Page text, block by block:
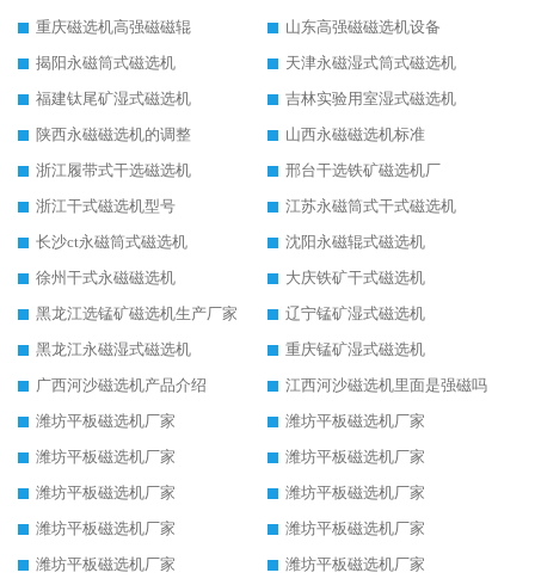
重庆磁选机高强磁磁辊
山东高强磁磁选机设备
揭阳永磁筒式磁选机
天津永磁湿式筒式磁选机
福建钛尾矿湿式磁选机
吉林实验用室湿式磁选机
陕西永磁磁选机的调整
山西永磁磁选机标准
浙江履带式干选磁选机
邢台干选铁矿磁选机厂
浙江干式磁选机型号
江苏永磁筒式干式磁选机
长沙ct永磁筒式磁选机
沈阳永磁辊式磁选机
徐州干式永磁磁选机
大庆铁矿干式磁选机
黑龙江选锰矿磁选机生产厂家
辽宁锰矿湿式磁选机
黑龙江永磁湿式磁选机
重庆锰矿湿式磁选机
广西河沙磁选机产品介绍
江西河沙磁选机里面是强磁吗
潍坊平板磁选机厂家
潍坊平板磁选机厂家
潍坊平板磁选机厂家
潍坊平板磁选机厂家
潍坊平板磁选机厂家
潍坊平板磁选机厂家
潍坊平板磁选机厂家
潍坊平板磁选机厂家
潍坊平板磁选机厂家
潍坊平板磁选机厂家